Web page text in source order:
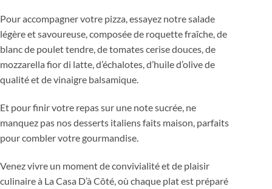
Pour accompagner votre pizza, essayez notre salade
légère et savoureuse, composée de roquette fraîche, de
blanc de poulet tendre, de tomates cerise douces, de
mozzarella fior di latte, d’échalotes, d’huile d’olive de
qualité et de vinaigre balsamique.
Et pour finir votre repas sur une note sucrée, ne
manquez pas nos desserts italiens faits maison, parfaits
pour combler votre gourmandise.
Venez vivre un moment de convivialité et de plaisir
culinaire à La Casa D’à Côté, où chaque plat est préparé